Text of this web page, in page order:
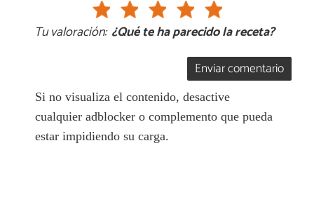
Tu valoración: ¿Qué te ha parecido la receta?
Enviar comentario
Si no visualiza el contenido, desactive
cualquier adblocker o complemento que pueda
estar impidiendo su carga.